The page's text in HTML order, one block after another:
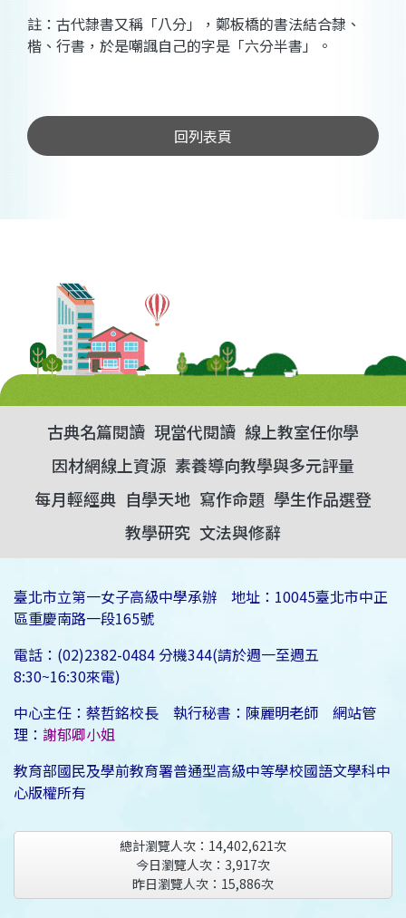
註：古代隸書又稱「八分」，鄭板橋的書法結合隸、
楷、行書，於是嘲諷自己的字是「六分半書」。
回列表頁
古典名篇閱讀 現當代閱讀 線上教室任你學
因材網線上資源 素養導向教學與多元評量
每月輕經典 自學天地 寫作命題 學生作品選登
教學研究 文法與修辭
臺北市立第一女子高級中學承辦 地址：10045臺北市中正
區重慶南路一段165號
電話：(02)2382-0484 分機344(請於週一至週五
8:30~16:30來電)
中心主任：蔡哲銘校長 執行秘書：陳麗明老師 網站管
理： 謝郁卿小姐
教育部國民及學前教育署普通型高級中等學校國語文學科中
心版權所有
總計瀏覽人次： 14,402,621次
今日瀏覽人次： 3,917次
昨日瀏覽人次： 15,886次